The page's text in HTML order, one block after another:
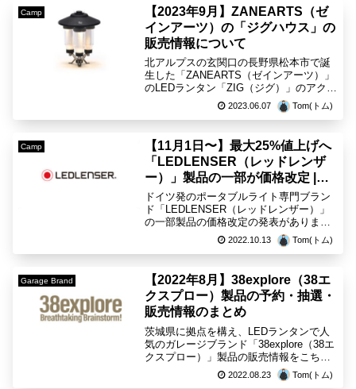
Camp
【2023年9月】ZANEARTS（ゼ
インアーツ）の「ジグハウス」の
販売情報について
北アルプスの玄関口の長野県松本市で誕
生した「ZANEARTS（ゼインアーツ）」
のLEDランタン「ZIG（ジグ）」のアクセ
サリーパーツ「ZIG HOUSE（ジグハウ
ス）」こちらの製品は「ジグ」を3つセッ
マ...
2023.06.07 Tom(トム)
Camp
【11月1日〜】最大25%値上げへ
「LEDLENSER（レッドレンザ
ー）」製品の一部が価格改定 |
ML4 etc…
ドイツ発のポータブルライト専門ブラン
ド「LEDLENSER（レッドレンザー）」
の一部製品の価格改定の発表がありまし
た。昨今の原材料及び輸送費高騰が値上
げの理由となっています。また公式オン
価格改定...
2022.10.13 Tom(トム)
Garage Brand
【2022年8月】38explore（38エ
クスプロー）製品の予約・抽選・
販売情報のまとめ
茨城県に拠点を構え、LEDランタンで人
気のガレージブランド「38explore（38エ
クスプロー）」製品の販売情報をこちら
のブログでまとめさせて頂きます。【販
売情報について】38灯 38-kt（MIYABI）
2022.08.23 Tom(トム)